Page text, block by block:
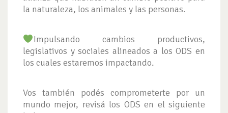
la naturaleza, los animales y las personas.
Impulsando cambios productivos,
legislativos y sociales alineados a los ODS en
los cuales estaremos impactando.
Vos también podés comprometerte por un
mundo mejor, revisá los ODS en el siguiente